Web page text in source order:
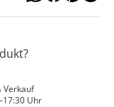
Verkauf
Uhr